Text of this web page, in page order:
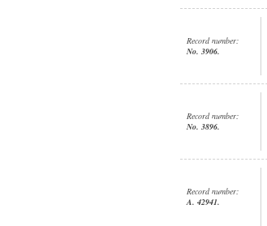
Record number:
No. 3906.
Record number:
No. 3896.
Record number:
A. 42941.